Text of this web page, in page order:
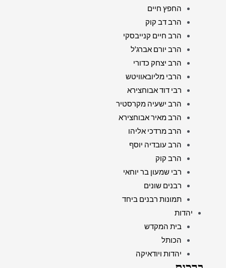
החפץ חיים
הרב דב קוק
הרב חיים קנייבסקי
הרב יורם אברג'ל
הרב יצחק כדורי
הרבי מליובאוויטש
רבי דוד אבוחצירא
הרב ישעיה מקרסטיר
הרב מאיר אבוחצירא
הרב מרדכי אליהו
הרב עובדיה יוסף
הרב קוק
רבי שמעון בר יוחאי
רבנים שונים
תמונות רבנים ביחד
יהדות
בית המקדש
הכותל
יהדות ויודאיקה